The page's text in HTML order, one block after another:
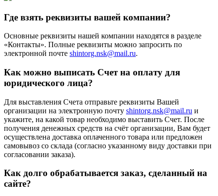
Где взять реквизиты вашей компании?
Основные реквизиты нашей компании находятся в разделе
«Контакты». Полные реквизиты можно запросить по
электронной почте shintorg.nsk@mail.ru.
Как можно выписать Счет на оплату для
юридического лица?
Для выставления Счета отправьте реквизиты Вашей
организации на электронную почту shintorg.nsk@mail.ru и
укажите, на какой товар необходимо выставить Счет. После
получения денежных средств на счёт организации, Вам будет
осуществлена доставка оплаченного товара или предложен
самовывоз со склада (согласно указанному виду доставки при
согласовании заказа).
Как долго обрабатывается заказ, сделанный на
сайте?